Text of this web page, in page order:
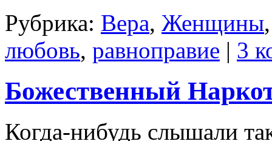
Рубрика: Вера, Женщины
любовь, равноправие | 3
Божественный
Когда-нибудь слышали